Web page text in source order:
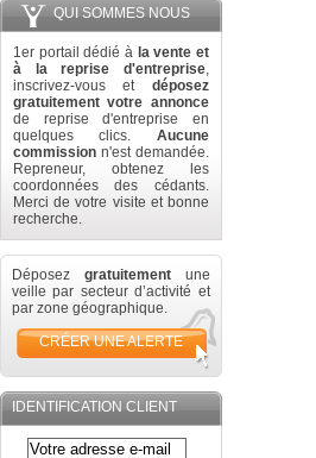
QUI SOMMES NOUS
1er portail dédié à la vente et
à la reprise d'entreprise,
inscrivez-vous et déposez
gratuitement votre annonce
de reprise d'entreprise en
quelques clics. Aucune
commission n'est demandée.
Repreneur, obtenez les
coordonnées des cédants.
Merci de votre visite et bonne
recherche.
Déposez gratuitement une
veille par secteur d’activité et
par zone géographique.
CRÉER UNE ALERTE
IDENTIFICATION CLIENT